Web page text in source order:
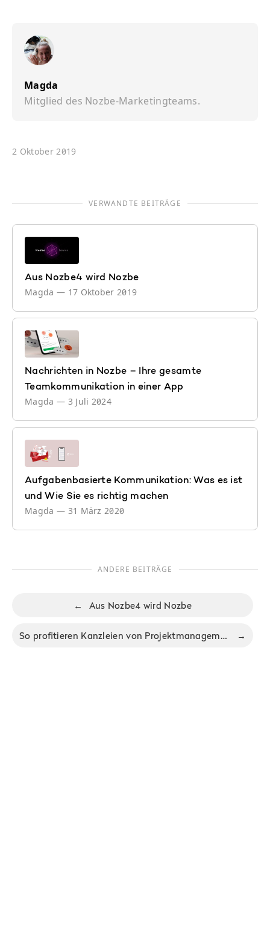
Magda
Mitglied des Nozbe-Marketingteams.
2 Oktober 2019
VERWANDTE BEITRÄGE
Aus Nozbe4 wird Nozbe
Magda — 17 Oktober 2019
Nachrichten in Nozbe – Ihre gesamte
Teamkommunikation in einer App
Magda — 3 Juli 2024
Aufgabenbasierte Kommunikation: Was es ist
und Wie Sie es richtig machen
Magda — 31 März 2020
ANDERE BEITRÄGE
← Aus Nozbe4 wird Nozbe
So profitieren Kanzleien von Projektmanagement-Software →